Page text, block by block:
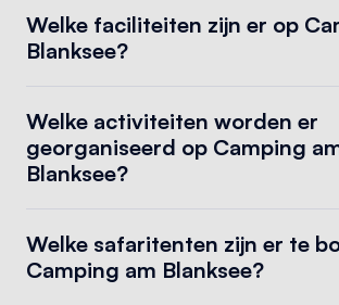
Welke faciliteiten zijn er op
Blanksee?
Welke activiteiten worden er
georganiseerd op Camping
Blanksee?
Welke safaritenten zijn er te
Camping am Blanksee?